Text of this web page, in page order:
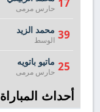
حارس مرمى
39 محمد الزيد
الوسط
25 ماتيو باتويه
حارس مرمى
أحداث المباراة